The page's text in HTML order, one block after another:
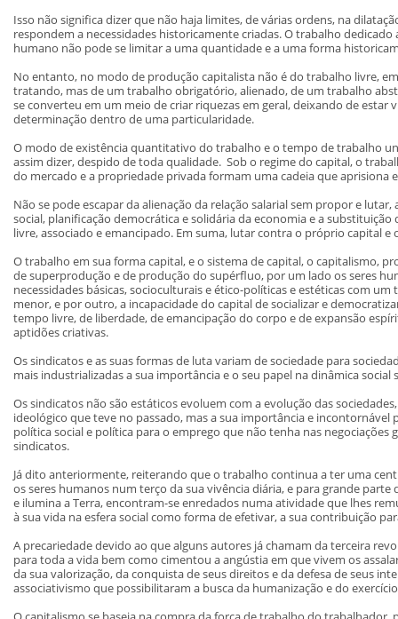
Isso não significa dizer que não haja limites, de várias ordens, na
respondem a necessidades historicamente criadas. O trabalho dedicado
humano não pode se limitar a uma quantidade e a uma forma
No entanto, no modo de produção capitalista não é do trabalho livre,
tratando, mas de um trabalho obrigatório, alienado, de um trabalho
se converteu em um meio de criar riquezas em geral, deixando de estar
determinação dentro de uma particularidade.
O modo de existência quantitativo do trabalho e o tempo de trabalho
assim dizer, despido de toda qualidade. Sob o regime do capital, o
do mercado e a propriedade privada formam uma cadeia que aprisiona
Não se pode escapar da alienação da relação salarial sem propor e
social, planificação democrática e solidária da economia e a
livre, associado e emancipado. Em suma, lutar contra o próprio capital e
O trabalho em sua forma capital, e o sistema de capital, o capitalismo,
de superprodução e de produção do supérfluo, por um lado os seres
necessidades básicas, socioculturais e ético-políticas e estéticas com
menor, e por outro, a incapacidade do capital de socializar e
tempo livre, de liberdade, de emancipação do corpo e de expansão
aptidões criativas.
Os sindicatos e as suas formas de luta variam de sociedade para
mais industrializadas a sua importância e o seu papel na dinâmica social
Os sindicatos não são estáticos evoluem com a evolução das
ideológico que teve no passado, mas a sua importância e incontornável
política social e política para o emprego que não tenha nas
sindicatos.
Já dito anteriormente, reiterando que o trabalho continua a ter uma
os seres humanos num terço da sua vivência diária, e para grande
e ilumina a Terra, encontram-se enredados numa atividade que lhes
à sua vida na esfera social como forma de efetivar, a sua contribuição
A precariedade devido ao que alguns autores já chamam da terceira
para toda a vida bem como cimentou a angústia em que vivem os
da sua valorização, da conquista de seus direitos e da defesa de seus
associativismo que possibilitaram a busca da humanização e do